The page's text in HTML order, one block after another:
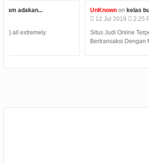
UnKnownon
kelas bukan satu satunya tempat
Situs Judi Online Terpercaya Menyediakan
Bertransaksi Dengan Mudah 24 Jam. Deposit T...